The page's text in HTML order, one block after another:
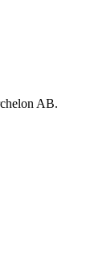
AB.